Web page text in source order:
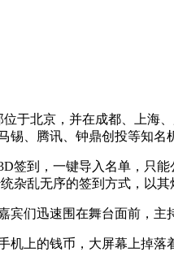
于北京，并在成都、上海
锡、腾讯、钟鼎创投等知名
签到，一键导入名单，只
杂乱无序的签到方式，以
宾们迅速围在舞台面前，
机上的钱币，大屏幕上掉